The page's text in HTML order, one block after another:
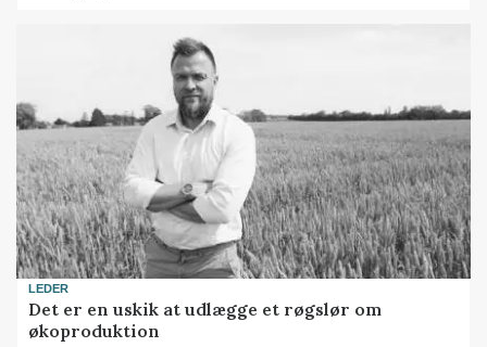
LEDER
Det er en uskik at udlægge et røgslør om
økoproduktion